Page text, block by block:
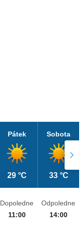
Pátek
29 °C
Sobota
33 °C
Dopoledne
11:00
Odpoledne
14:00